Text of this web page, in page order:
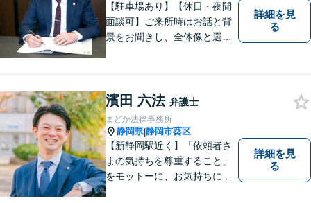
【駐車場あり】【休日・夜間
面談可】ご来所時はお話と背
景をお聞きし、全体像と選択
ください。
詳細を見
る
濱田 六法 弁護士
まどか法律事務所
静岡県|静岡市葵区
【新静岡駅近く】「依頼者さ
まの気持ちを尊重すること」
をモットーに、お気持ちに寄
詳細を見
る